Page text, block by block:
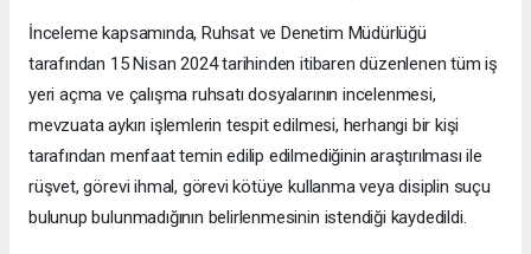
İnceleme kapsamında, Ruhsat ve Denetim Müdürlüğü
tarafından 15 Nisan 2024 tarihinden itibaren düzenlenen tüm iş
yeri açma ve çalışma ruhsatı dosyalarının incelenmesi,
mevzuata aykırı işlemlerin tespit edilmesi, herhangi bir kişi
tarafından menfaat temin edilip edilmediğinin araştırılması ile
rüşvet, görevi ihmal, görevi kötüye kullanma veya disiplin suçu
bulunup bulunmadığının belirlenmesinin istendiği kaydedildi.